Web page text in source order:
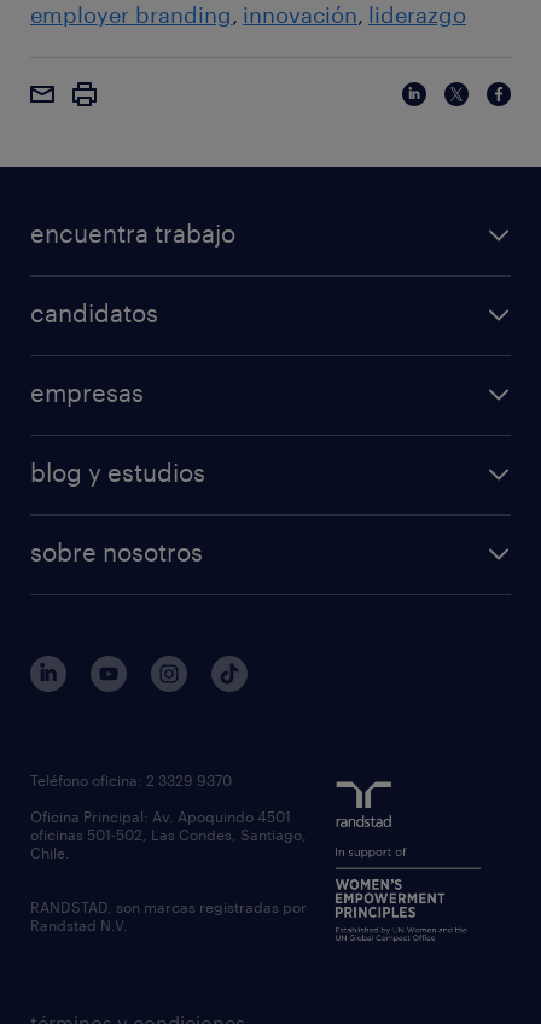
employer branding innovación liderazgo
encuentra trabajo
candidatos
empresas
blog y estudios
sobre nosotros
Teléfono oficina: 2 3329 9370
Oficina Principal: Av. Apoquindo 4501
oficinas 501-502, Las Condes, Santiago,
Chile.
RANDSTAD, son marcas registradas por
Randstad N.V.